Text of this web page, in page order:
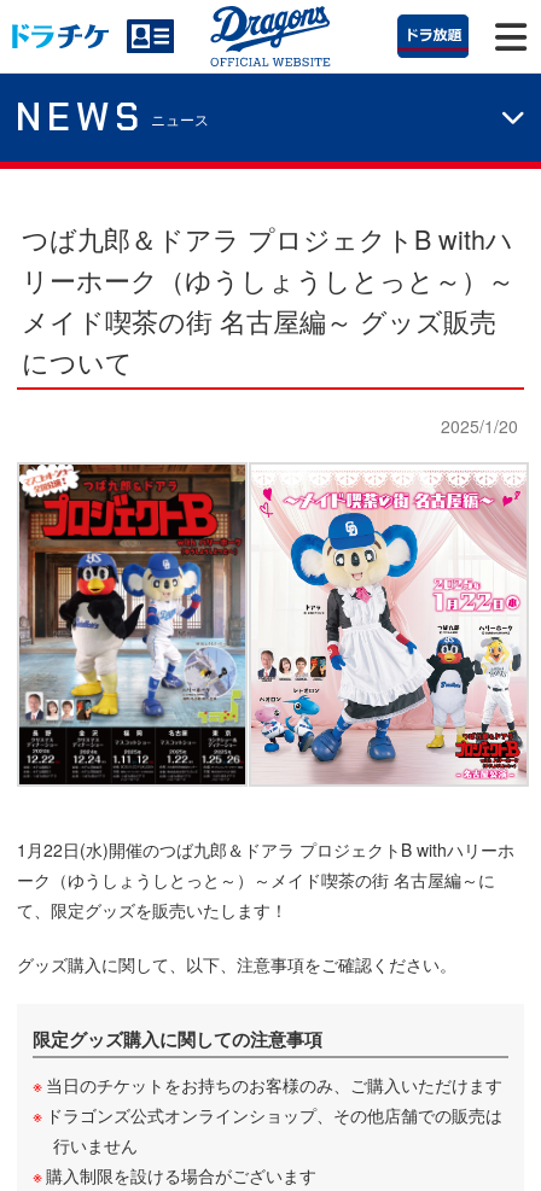
NEWS ニュース
つば九郎＆ドアラ プロジェクトB withハ
リーホーク（ゆうしょうしとっと～）～
メイド喫茶の街 名古屋編～ グッズ販売
について
2025/1/20
1月22日(水)開催のつば九郎＆ドアラ プロジェクトB withハリーホ
ーク（ゆうしょうしとっと～）～メイド喫茶の街 名古屋編～に
て、限定グッズを販売いたします！
グッズ購入に関して、以下、注意事項をご確認ください。
限定グッズ購入に関しての注意事項
当日のチケットをお持ちのお客様のみ、ご購入いただけます
ドラゴンズ公式オンラインショップ、その他店舗での販売は
行いません
購入制限を設ける場合がございます